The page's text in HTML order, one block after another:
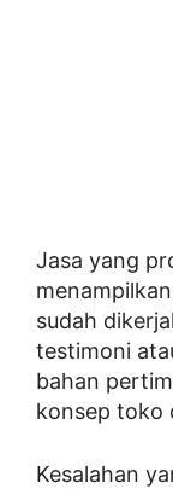
Jasa yang
sudah
testimoni
bahan
konsep toko
Kesalahan